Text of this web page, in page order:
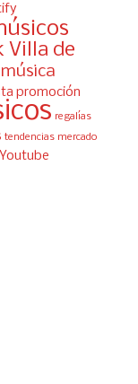
Villa de
promoción
regalías
tendencias mercado
Youtube